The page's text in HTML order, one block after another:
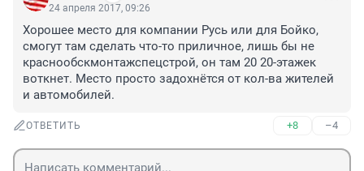
24 апреля 2017, 09:26
Хорошее место для компании Русь или для Бойко,
смогут там сделать что-то приличное, лишь бы не
краснообскмонтажспецстрой, он там 20 20-этажек
воткнет. Место просто задохнётся от кол-ва жителей
и автомобилей.
ОТВЕТИТЬ +8 –4